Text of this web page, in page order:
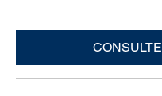
CONSULTE